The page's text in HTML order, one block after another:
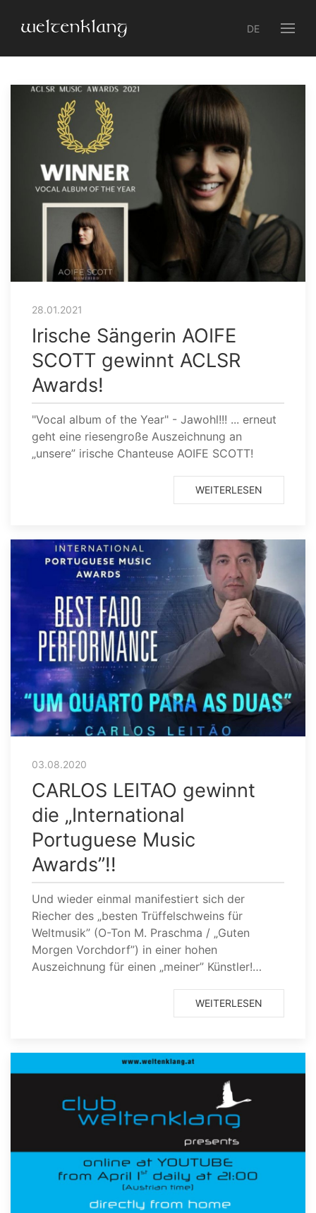
DE
28.01.2021
Irische Sängerin AOIFE
SCOTT gewinnt ACLSR
Awards!
"Vocal album of the Year" - Jawohl!!! ... erneut
geht eine riesengroße Auszeichnung an
„unsere” irische Chanteuse AOIFE SCOTT!
WEITERLESEN
03.08.2020
CARLOS LEITAO gewinnt
die „International
Portuguese Music
Awards”!!
Und wieder einmal manifestiert sich der
Riecher des „besten Trüffelschweins für
Weltmusik” (O-Ton M. Praschma / „Guten
Morgen Vorchdorf”) in einer hohen
Auszeichnung für einen „meiner” Künstler!…
WEITERLESEN